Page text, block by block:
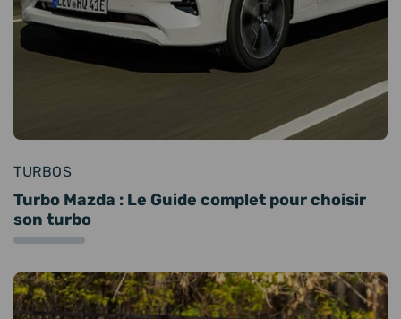
TURBOS
Turbo Mazda : Le Guide complet pour choisir
son turbo